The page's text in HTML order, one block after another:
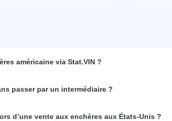
américaine via Stat.VIN ?
passer par un intermédiaire ?
d’une vente aux enchères aux États-Unis ?